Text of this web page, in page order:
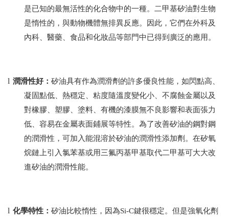
是已知的最無活性的化合物中的一種。二甲基矽油對生物
是惰性的，與動物機體無排異反應。因此，它們在外科及
內科、醫藥、食品和化妝品等部門中已得到廣泛的應用。
l 潤滑性好： 矽油具有作為潤滑劑的許多優良性能，如閃點高、
凝固點低、熱穩定、粘度隨溫度變化小、不腐蝕金屬以及
對橡膠、塑膠、塗料、有機的漆膜無不良影響和表面張力
低、容易在金屬表面鋪展等特性。為了改善矽油的鋼對鋼
的潤滑性，可加入能混溶於矽油的潤滑性添加劑。在矽氧
烷鏈上引入氯苯基或用三氟丙基甲基取代二甲基可大大改
進矽油的潤滑性能。
l 化學特性： 矽油比較惰性，因為Si-C鍵很穩定。但是強氧化劑